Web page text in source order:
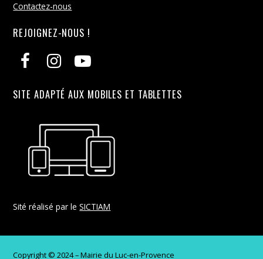
Contactez-nous
REJOIGNEZ-NOUS !
SITE ADAPTÉ AUX MOBILES ET TABLETTES
Sité réalisé par leSICTIAM
Copyright © 2024 – Mairie du Luc-en-Provence